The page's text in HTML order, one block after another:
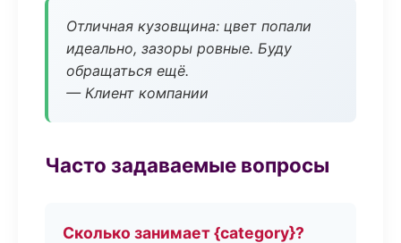
Отличная кузовщина: цвет попали
идеально, зазоры ровные. Буду
обращаться ещё.
— Клиент компании
Часто задаваемые вопросы
Сколько занимает {category}?